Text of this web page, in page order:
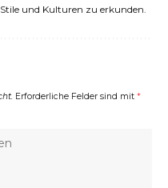
und Kulturen zu erkunden.
Erforderliche Felder sind mit *